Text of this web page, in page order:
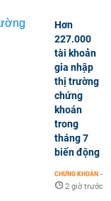
Hơn
227.000
tài khoản
gia nhập
thị trường
chứng
khoán
trong
tháng 7
biến động
CHỨNG KHOÁN -
2 giờ trước